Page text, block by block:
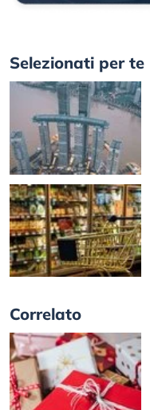
Selezionati per te
Correlato